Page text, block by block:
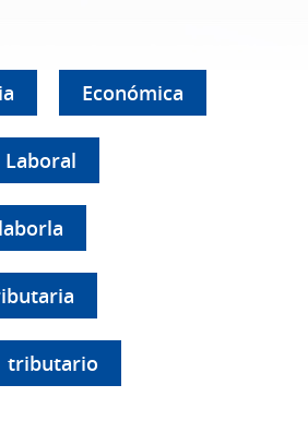
Económica
Laboral
laborla
tributario